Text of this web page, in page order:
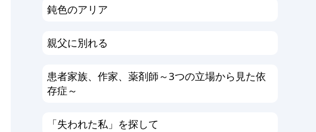
鈍色のアリア
親父に別れる
患者家族、作家、薬剤師～3つの立場から見た依
存症～
「失われた私」を探して